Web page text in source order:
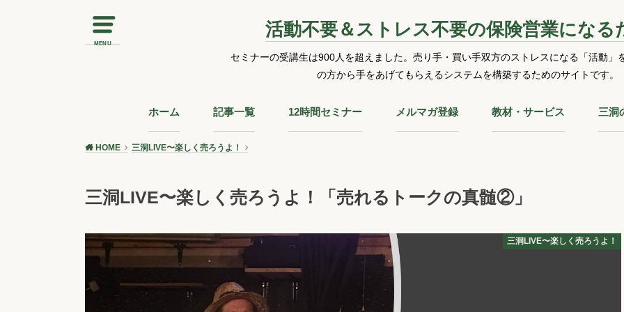
MENU
活動不要＆ストレス不要の保険営業になる
セミナーの受講生は900人を超えました。売り手・買い手双方のストレスになる「活動」
の方から手をあげてもらえるシステムを構築するためのサイトです。
ホーム 記事一覧 12時間セミナー メルマガ登録 教材・サービス 三洞
HOME 三洞LIVE〜楽しく売ろうよ！
三洞LIVE〜楽しく売ろうよ！「売れるトークの真髄②」
三洞LIVE〜楽しく売ろうよ！